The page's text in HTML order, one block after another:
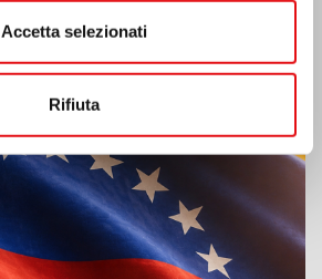
Accetta selezionati
Rifiuta